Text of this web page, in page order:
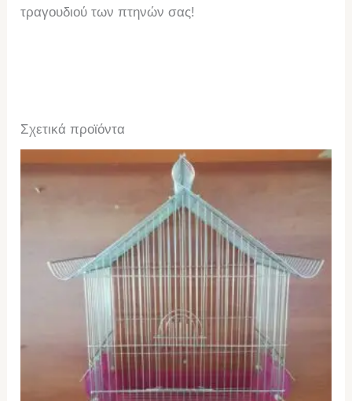
τραγουδιού των πτηνών σας!
Σχετικά προϊόντα